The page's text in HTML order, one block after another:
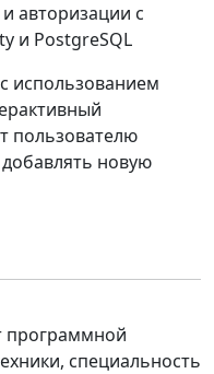
авторизации с
и PostgreSQL
использованием
пользователю
новую
программной
специальность